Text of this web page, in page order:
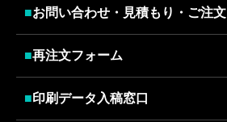
■お問い合わせ・見積もり・ご注文
■再注文フォーム
■印刷データ入稿窓口